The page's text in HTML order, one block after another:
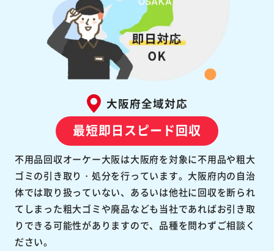
大阪府全域対応
最短即日スピード回収
不用品回収オーケー大阪は大阪府を対象に不用品や粗大
ゴミの引き取り・処分を行っています。大阪府内の自治
体では取り扱っていない、あるいは他社に回収を断られ
てしまった粗大ゴミや廃品なども当社であればお引き取
りできる可能性がありますので、品種を問わずご相談く
ださい。